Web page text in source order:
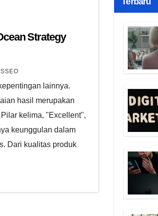
Strategy
lainnya.
hasil merupakan
kelima, "Excellent",
keunggulan dalam
Dari kualitas produk